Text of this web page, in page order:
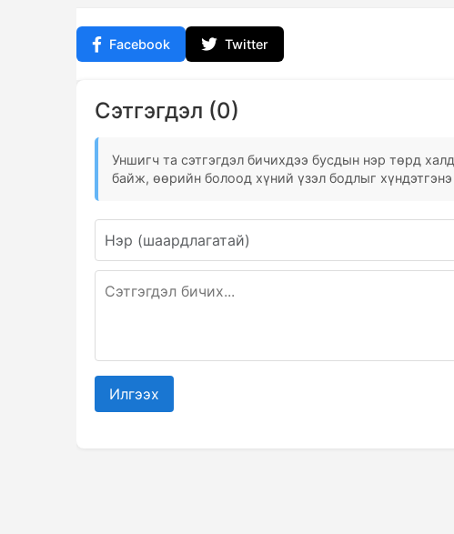
Facebook Twitter
Сэтгэгдэл (0)
Уншигч та сэтгэгдэл бичихдээ бусдын нэр төрд
байж, өөрийн болоод хүний үзэл бодлыг хүндэтгэнэ
Илгээх